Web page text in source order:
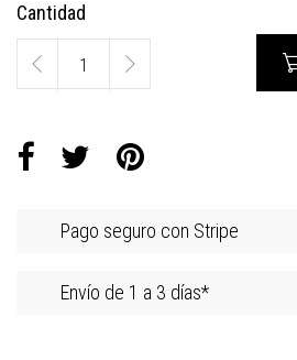
Cantidad
Pago seguro con Stripe
Envío de 1 a 3 días*